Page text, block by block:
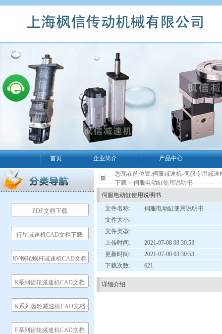
首页 企业简介 产品中心
PDF文档下载
行星减速机CAD文档下载
RV蜗轮蜗杆减速机CAD文档
R系列齿轮减速机CAD文档
K系列齿轮减速机CAD文档
F系列齿轮减速机CAD文档
您现在的位置:伺服减速机-伺服专用减
下载> 伺服电动缸使用说明书
伺服电动缸使用说明书
文件名称:
伺服电动缸使用说明书
文件大小:
文件类型:
上传时间:
2021-07-08 03:30:53
更新时间:
2021-07-08 03:30:53
下载次数:
621
详细介绍